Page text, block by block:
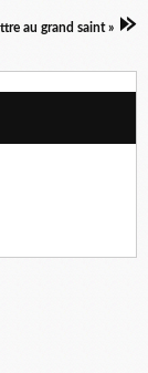
au grand saint »